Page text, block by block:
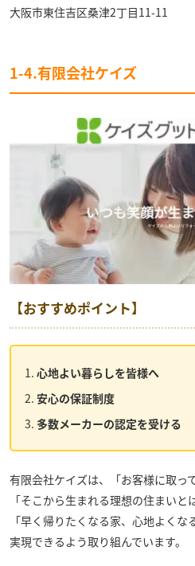
大阪市東住吉区桑津2丁目11-11
1-4.有限会社ケイズ
【おすすめポイント】
心地よい暮らしを皆様へ
安心の保証制度
多数メーカーの認定を受ける
有限会社ケイズは、「お客様に取っ
「そこから生まれる理想の住まいと
「早く帰りたくなる家、心地よく
実現できるよう取り組んでいます。